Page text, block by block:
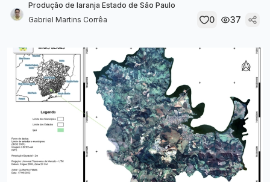
Produção de laranja Estado de São Paulo
Gabriel Martins Corrêa
0 37